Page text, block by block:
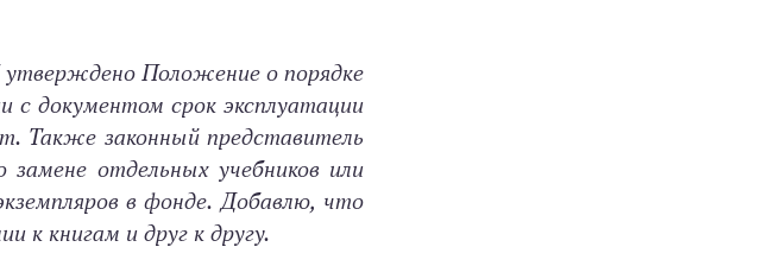
Положение о порядке
с документом срок эксплуатации
Также законный представитель
отдельных учебников или
в фонде. Добавлю, что
к книгам и друг к другу.